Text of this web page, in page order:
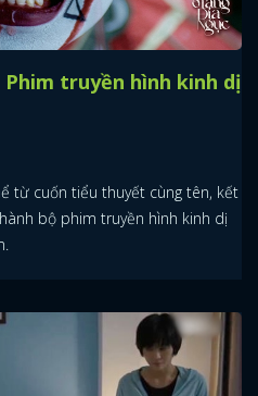
truyền hình kinh dị
từ cuốn tiểu thuyết cùng tên, kết
bộ phim truyền hình kinh dị